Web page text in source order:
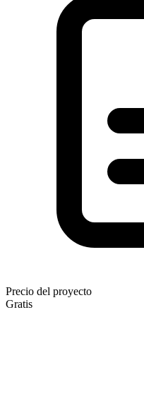
Precio del proyecto
Gratis